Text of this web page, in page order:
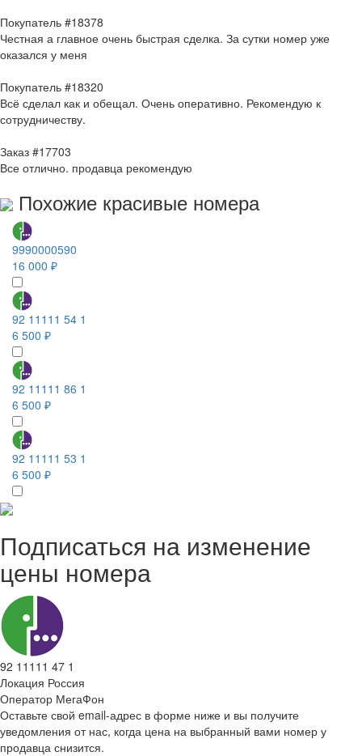
Покупатель #18378
Честная а главное очень быстрая сделка. За сутки номер уже
оказался у меня
Покупатель #18320
Всё сделал как и обещал. Очень оперативно. Рекомендую к
сотрудничеству.
Заказ #17703
Все отлично. продавца рекомендую
Похожие красивые номера
9990000590
16 000 ₽
92 11111 54 1
6 500 ₽
92 11111 86 1
6 500 ₽
92 11111 53 1
6 500 ₽
Подписаться на изменение
цены номера
92 11111 47 1
Локация Россия
Оператор МегаФон
Оставьте свой email-адрес в форме ниже и вы получите
уведомления от нас, когда цена на выбранный вами номер у
продавца снизится.